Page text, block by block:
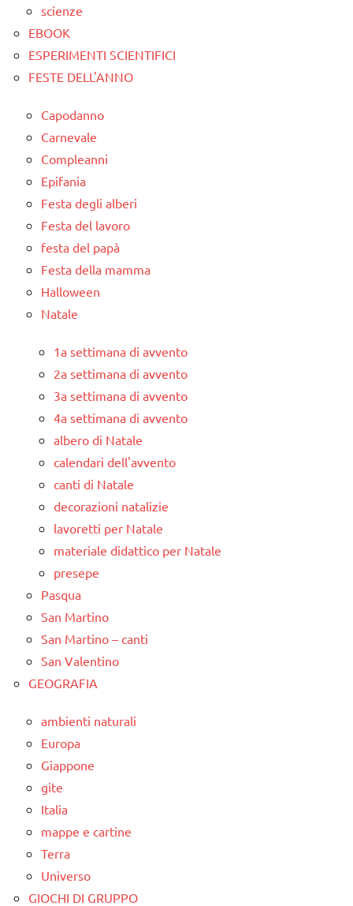
scienze
EBOOK
ESPERIMENTI SCIENTIFICI
FESTE DELL'ANNO
Capodanno
Carnevale
Compleanni
Epifania
Festa degli alberi
Festa del lavoro
festa del papà
Festa della mamma
Halloween
Natale
1a settimana di avvento
2a settimana di avvento
3a settimana di avvento
4a settimana di avvento
albero di Natale
calendari dell'avvento
canti di Natale
decorazioni natalizie
lavoretti per Natale
materiale didattico per Natale
presepe
Pasqua
San Martino
San Martino – canti
San Valentino
GEOGRAFIA
ambienti naturali
Europa
Giappone
gite
Italia
mappe e cartine
Terra
Universo
GIOCHI DI GRUPPO